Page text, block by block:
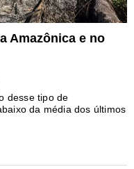
Amazônica e no
desse tipo de
da média dos últimos